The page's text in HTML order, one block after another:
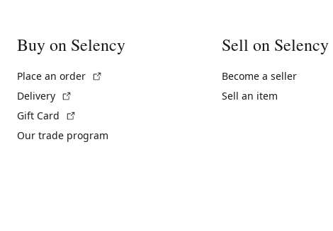
Buy on Selency
Place an order
Delivery
Gift Card
Our trade program
Sell on Selency
Become a seller
Sell an item